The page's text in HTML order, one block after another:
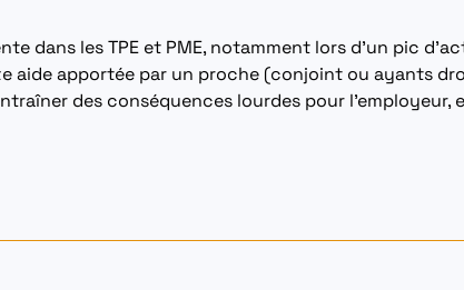
dans les TPE et PME, notamment lors d’un pic
aide apportée par un proche (conjoint ou ayants
des conséquences lourdes pour l’employeur,